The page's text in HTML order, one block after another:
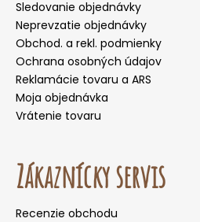
Sledovanie objednávky
Neprevzatie objednávky
Obchod. a rekl. podmienky
Ochrana osobných údajov
Reklamácie tovaru a ARS
Moja objednávka
Vrátenie tovaru
Zákaznícky servis
Recenzie obchodu